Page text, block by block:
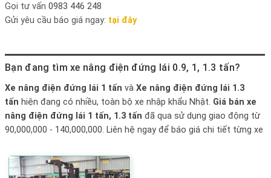
Gọi tư vấn 0983 446 248
Gửi yêu cầu báo giá ngay: tại đây
Bạn đang tìm xe nâng điện đứng lái 0.9, 1, 1.3 tấn?
Xe nâng điện đứng lái 1 tấn và Xe nâng điện đứng lái 1.3
tấn hiện đang có nhiều, toàn bộ xe nhập khẩu Nhật. Giá bán xe
nâng điện đứng lái 1 tấn, 1.3 tấn đã qua sử dụng giao động từ
90,000,000 - 140,000,000. Liên hệ ngay để báo giá chi tiết từng xe